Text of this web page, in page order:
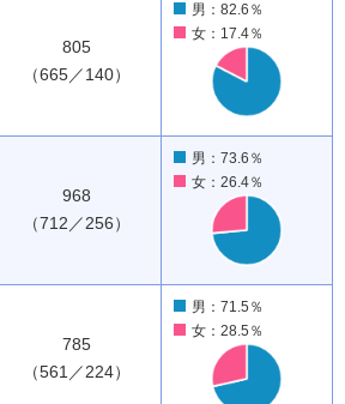
805
（665／140）
男：82.6％
女：17.4％
968
（712／256）
男：73.6％
女：26.4％
785
（561／224）
男：71.5％
女：28.5％